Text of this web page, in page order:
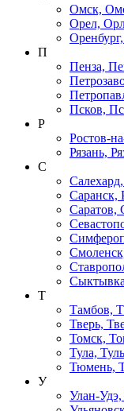
Омск,
Орел,
П
Пенза,
Псков,
Р
Ростов-
Рязань,
С
Саранск,
Саратов,
Т
Тамбов,
Тверь,
Томск,
Тула,
Тюмень,
У
Улан-Удэ,